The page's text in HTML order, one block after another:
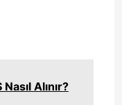
Alınır?